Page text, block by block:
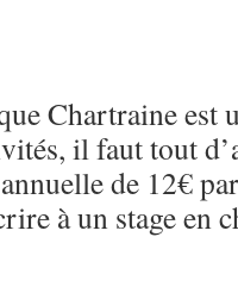
Chartraine est
il faut tout
de 12€
à un stage en